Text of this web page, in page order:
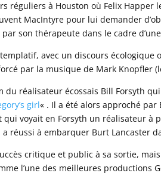
réguliers à Houston où Felix
MacIntyre pour lui demander
son thérapeute dans le cadre
avec un discours écologique
par la musique de Mark Knopfler
du réalisateur écossais Bill Forsyth
girl« . Il a été alors approché
qui voyait en Forsyth un réalisateur
réussi à embarquer Burt Lancaster
critique et public à sa sortie,
l’une des meilleures productions